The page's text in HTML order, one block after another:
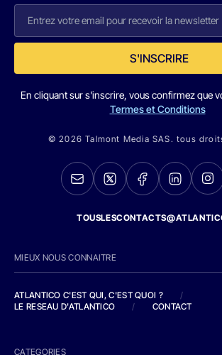
S'INSCRIRE
En cliquant sur s'inscrire, vous confirmez que
Termes et Conditions
© 2026 Talmont Media SAS. tous
MIEUX NOUS CONNAITRE
ATLANTICO C'EST QUI, C'EST QUOI ?
/
LE RESEAU D'ATLANTICO
/ CONTACT
CATEGORIES